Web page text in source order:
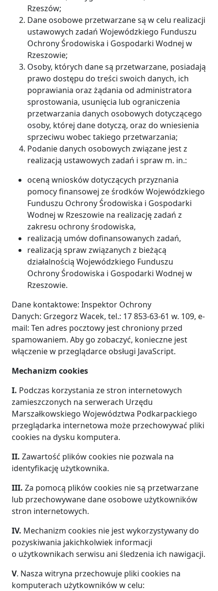
Rzeszów;
Dane osobowe przetwarzane są w celu realizacji
ustawowych zadań Wojewódzkiego Funduszu
Ochrony Środowiska i Gospodarki Wodnej w
Rzeszowie;
Osoby, których dane są przetwarzane, posiadają
prawo dostępu do treści swoich danych, ich
poprawiania oraz żądania od administratora
sprostowania, usunięcia lub ograniczenia
przetwarzania danych osobowych dotyczącego
osoby, której dane dotyczą, oraz do wniesienia
sprzeciwu wobec takiego przetwarzania;
Podanie danych osobowych związane jest z
realizacją ustawowych zadań i spraw m. in.:
oceną wniosków dotyczących przyznania
pomocy finansowej ze środków Wojewódzkiego
Funduszu Ochrony Środowiska i Gospodarki
Wodnej w Rzeszowie na realizację zadań z
zakresu ochrony środowiska,
realizacją umów dofinansowanych zadań,
realizacją spraw związanych z bieżącą
działalnością Wojewódzkiego Funduszu
Ochrony Środowiska i Gospodarki Wodnej w
Rzeszowie.
Dane kontaktowe: Inspektor Ochrony
Danych: Grzegorz Wacek, tel.: 17 853-63-61 w. 109, e-
mail: Ten adres pocztowy jest chroniony przed
spamowaniem. Aby go zobaczyć, konieczne jest
włączenie w przeglądarce obsługi JavaScript.
Mechanizm cookies
I. Podczas korzystania ze stron internetowych
zamieszczonych na serwerach Urzędu
Marszałkowskiego Województwa Podkarpackiego
przeglądarka internetowa może przechowywać pliki
cookies na dysku komputera.
II. Zawartość plików cookies nie pozwala na
identyfikację użytkownika.
III. Za pomocą plików cookies nie są przetwarzane
lub przechowywane dane osobowe użytkowników
stron internetowych.
IV. Mechanizm cookies nie jest wykorzystywany do
pozyskiwania jakichkolwiek informacji
o użytkownikach serwisu ani śledzenia ich nawigacji.
V. Nasza witryna przechowuje pliki cookies na
komputerach użytkowników w celu: